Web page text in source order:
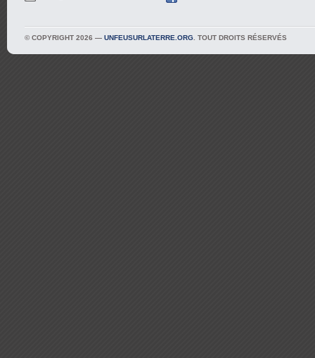
© COPYRIGHT 2026 — UNFEUSURLATERRE.ORG . TOUT DROITS RÉSERVÉS